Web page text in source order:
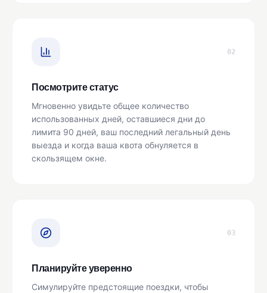
02
Посмотрите статус
Мгновенно увидьте общее количество
использованных дней, оставшиеся дни до
лимита 90 дней, ваш последний легальный день
выезда и когда ваша квота обнуляется в
скользящем окне.
03
Планируйте уверенно
Симулируйте предстоящие поездки, чтобы